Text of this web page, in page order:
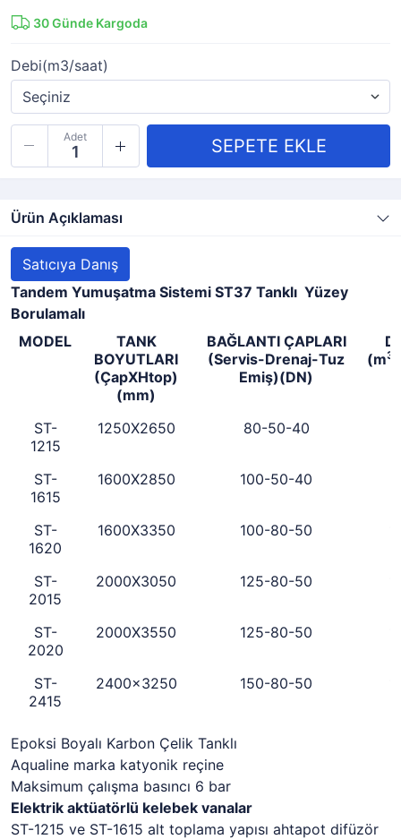
30Günde Kargoda
Debi(m3/saat)
Adet
Ürün Açıklaması
Satıcıya Danış
Tandem Yumuşatma Sistemi ST37 Tanklı Yüzey
Borulamalı
MODEL
TANK
BOYUTLARI
(ÇapXHtop)
(mm)
BAĞLANTI ÇAPLARI
(Servis-Drenaj-Tuz
Emiş)(DN)
(m3
ST-
1215
1250X2650 80-50-40
ST-
1615
1600X2850 100-50-40
ST-
1620
1600X3350 100-80-50
ST-
2015
2000X3050 125-80-50
ST-
2020
2000X3550 125-80-50
ST-
2415
2400x3250 150-80-50
Epoksi Boyalı Karbon Çelik Tanklı
Aqualine marka katyonik reçine
Maksimum çalışma basıncı 6 bar
Elektrik aktüatörlü kelebek vanalar
ST-1215 ve ST-1615 alt toplama yapısı ahtapot difüzör